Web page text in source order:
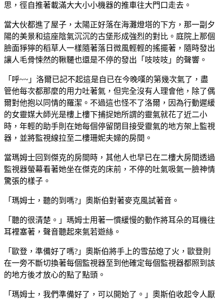
思，徑自推著載滿大大小小機器的推車往大門口走去。
當大伙都進了屋子，太陽正好落在海灘燈塔的下方，那一副夕
陽的美景和這座陰氣沉沉的古堡形成強烈的對比。庭院上那個
臉面猙獰的稻草人一樣隨著落日微風輕輕的搖擺著，隨時發出
讓人毛骨悚然的鞦韆也還是不停的發出「吱吱吱」的聲響。
「呼~~」洛爾已記不起這是自已在今晚嘆的第幾次氣了，盡
管他每次都那麼的用力吐著氣，但完全沒有人理會他，除了偶
爾對他抱以同情的羅潔。不過這也怪不了洛爾，因為行動遲緩
的女靈媒大師光是樓上樓下捕捉她所謂的靈氣就花了近二小
時，年輕的助手則在她每個停留閉目接受靈氣的地方架上監視
器，並將監視線拉至二樓珊妮夫婦的房間。
當瑪姆士回到傑克的房間時，其他人也早已在二樓大房間透過
監視器螢幕看著她坐在傑克的床前，不停的吐氣吸氣一臉神情
驚張的樣子。
「瑪姆士，聽的到嗎?」奧斯伯對著麥克風試著音。
「聽的很清楚。」瑪姆士用著一慣緩慢的動作將耳朵的耳機往
耳裡塞著，聲音聽起來氣若遊絲。
「歐登，準備好了嗎?」奧斯伯將手上的雪茄熄了火，歐登則
在一旁不斷切換著每個監視器至到他確定每個監視器都照到該
的地方後才放心的點了點頭。
「瑪姆士，我們準備好了，可以開始了。」奧斯伯收起令人厭